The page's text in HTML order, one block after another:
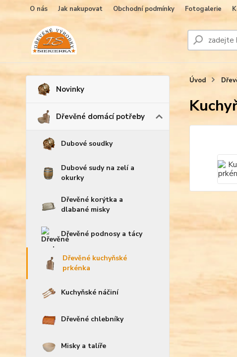
O nás Jak nakupovat Obchodní podmínky Fotogalerie
Novinky
Dřevěné domácí potřeby
Dubové soudky
Dubové sudy na zelí a
okurky
Dřevěné korýtka a
dlabané misky
Dřevěné podnosy a tácy
Dřevěné kuchyňské
prkénka
Kuchyňské náčiní
Dřevěné chlebníky
Misky a talíře
Úvod